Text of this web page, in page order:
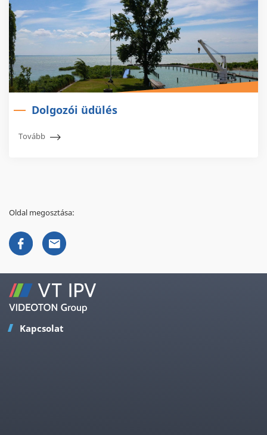
Dolgozói üdülés
Tovább
Oldal megosztása:
Kapcsolat